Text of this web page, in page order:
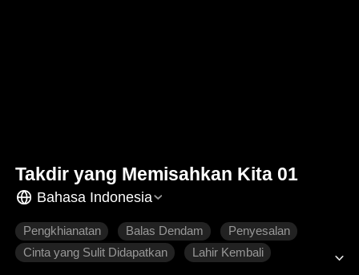
Takdir yang Memisahkan Kita 01
Bahasa Indonesia
Pengkhianatan Balas Dendam
Penyesalan
Cinta yang Sulit Didapatkan
Lahir Kembali